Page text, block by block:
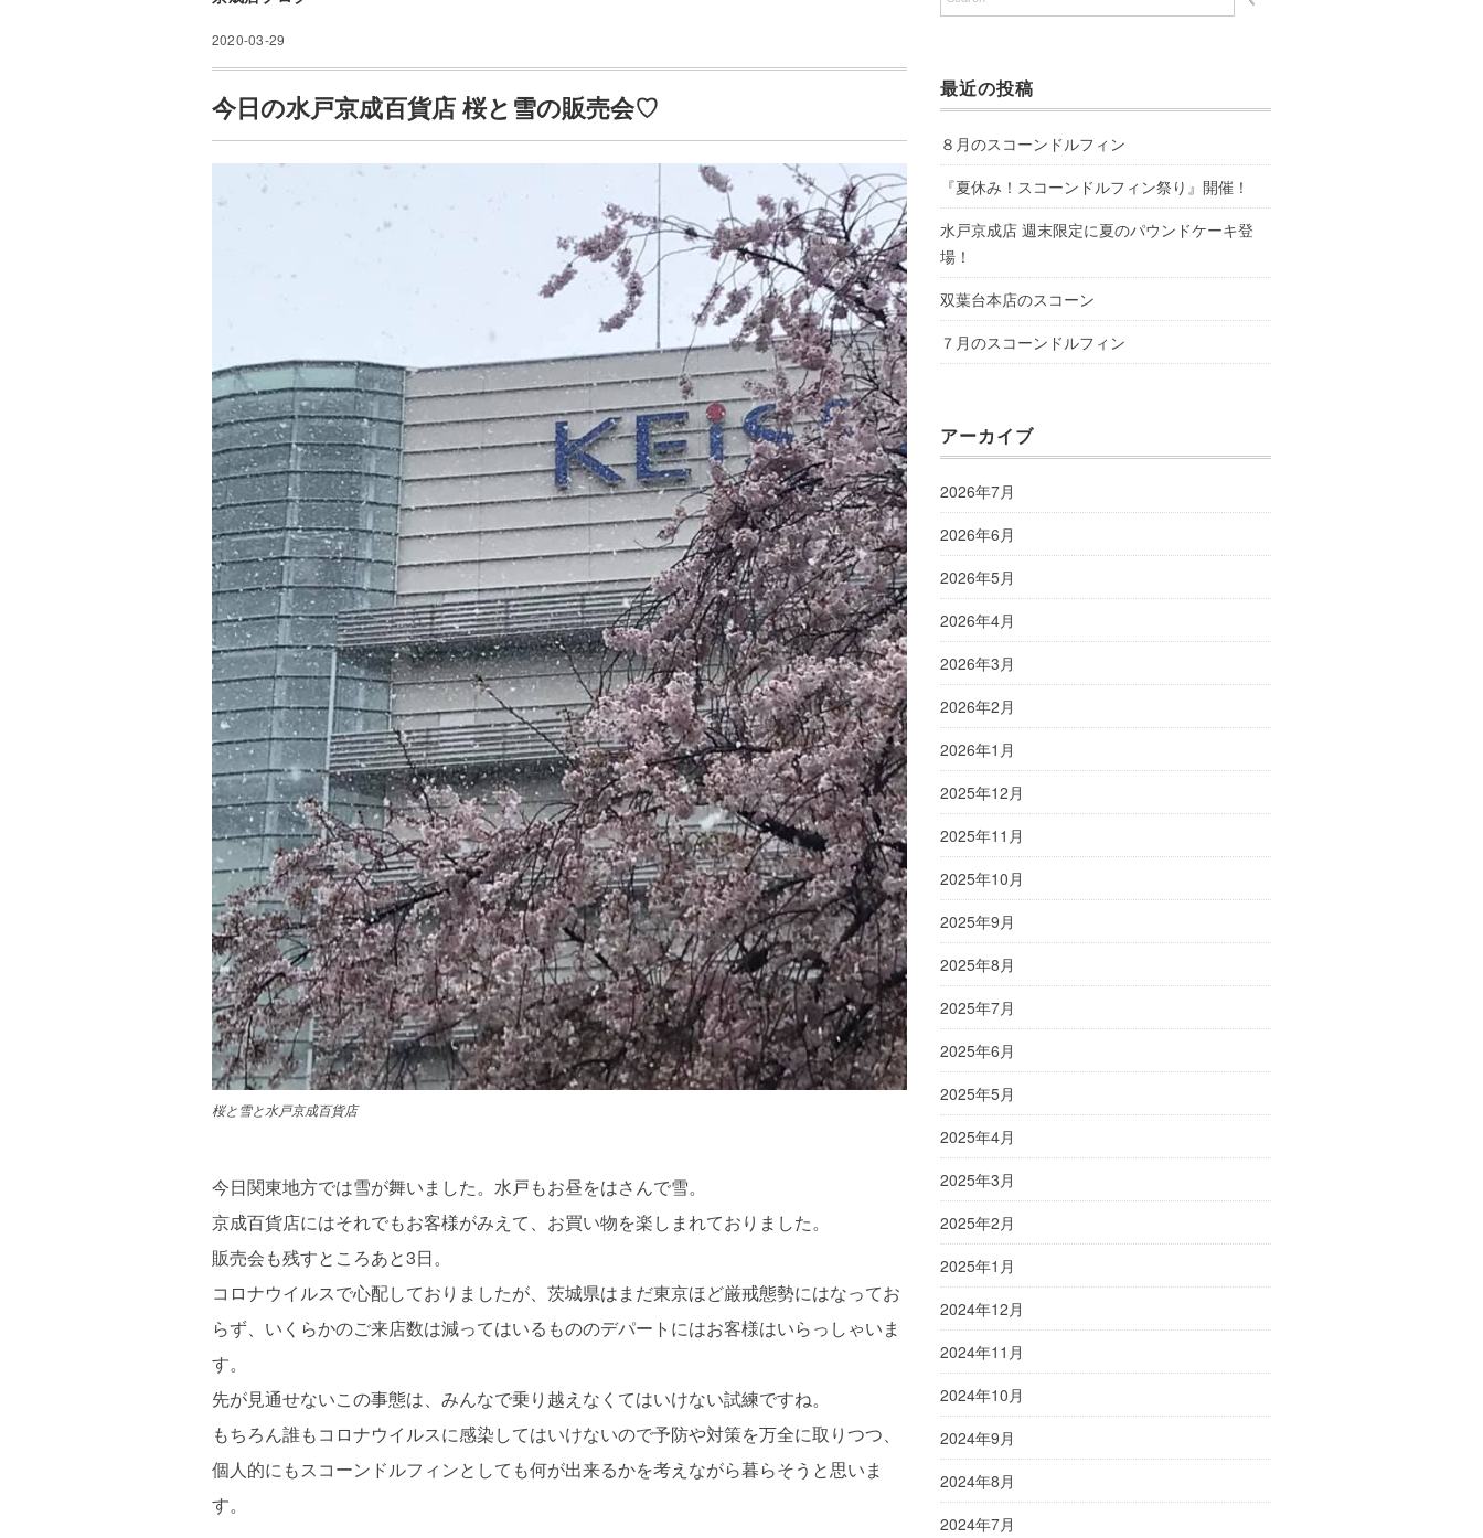
2020-03-29
今日の水戸京成百貨店 桜と雪の販売会♡
桜と雪と水戸京成百貨店
今日関東地方では雪が舞いました。水戸もお昼をはさんで雪。
京成百貨店にはそれでもお客様がみえて、お買い物を楽しまれておりました。
販売会も残すところあと3日。
コロナウイルスで心配しておりましたが、茨城県はまだ東京ほど厳戒態勢にはなってお
らず、いくらかのご来店数は減ってはいるもののデパートにはお客様はいらっしゃいま
す。
先が見通せないこの事態は、みんなで乗り越えなくてはいけない試練ですね。
もちろん誰もコロナウイルスに感染してはいけないので予防や対策を万全に取りつつ、
個人的にもスコーンドルフィンとしても何が出来るかを考えながら暮らそうと思いま
す。
最近の投稿
８月のスコーンドルフィン
『夏休み！スコーンドルフィン祭り』開催！
水戸京成店 週末限定に夏のパウンドケーキ登
場！
双葉台本店のスコーン
７月のスコーンドルフィン
アーカイブ
2026年7月
2026年6月
2026年5月
2026年4月
2026年3月
2026年2月
2026年1月
2025年12月
2025年11月
2025年10月
2025年9月
2025年8月
2025年7月
2025年6月
2025年5月
2025年4月
2025年3月
2025年2月
2025年1月
2024年12月
2024年11月
2024年10月
2024年9月
2024年8月
2024年7月